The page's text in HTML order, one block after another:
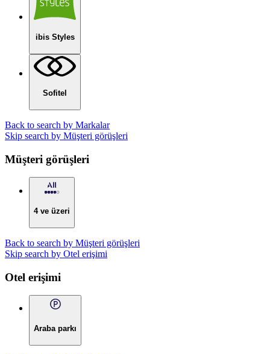
ibis Styles
Sofitel
Back to search by Markalar
Skip search by Müşteri görüşleri
Müşteri görüşleri
4 ve üzeri
Back to search by Müşteri görüşleri
Skip search by Otel erişimi
Otel erişimi
Araba parkı